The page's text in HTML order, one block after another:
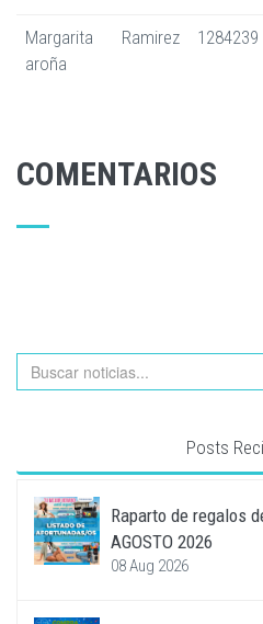
Margarita Ramirez
aroña
1284239
COMENTARIOS
Posts
Raparto de regalos
AGOSTO 2026
08 Aug 2026